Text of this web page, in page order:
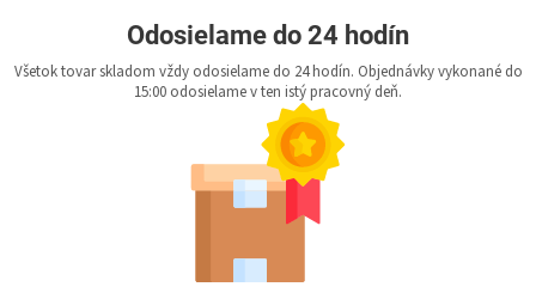
Odosielame do 24 hodín
Všetok tovar skladom vždy odosielame do 24 hodín. Objednávky vykonané do
15:00 odosielame v ten istý pracovný deň.